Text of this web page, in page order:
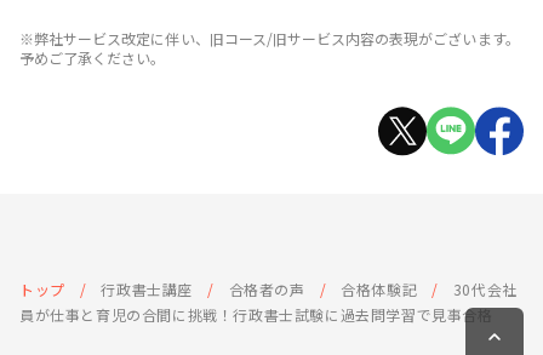
※弊社サービス改定に伴い、旧コース/旧サービス内容の表現がございます。
予めご了承ください。
トップ 行政書士講座 合格者の声 合格体験記
30代会社
員が仕事と育児の合間に挑戦！行政書士試験に過去問学習で見事合格